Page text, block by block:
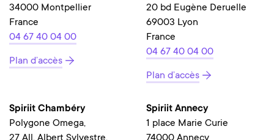
34000 Montpellier
France
04 67 40 04 00
Plan d’accès
20 bd Eugène Deruelle
69003 Lyon
France
04 67 40 04 00
Plan d’accès
Spiriit Chambéry
Polygone Omega,
Spiriit Annecy
1 place Marie Curie